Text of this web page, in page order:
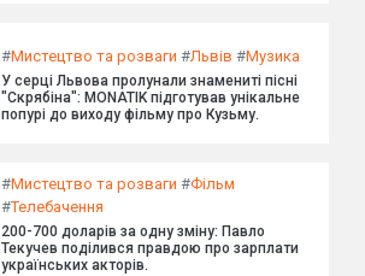
#Мистецтво та розваги #Львів #Музика
У серці Львова пролунали знамениті пісні
"Скрябіна": MONATIK підготував унікальне
попурі до виходу фільму про Кузьму.
#Мистецтво та розваги #Фільм
#Телебачення
200-700 доларів за одну зміну: Павло
Текучев поділився правдою про зарплати
українських акторів.